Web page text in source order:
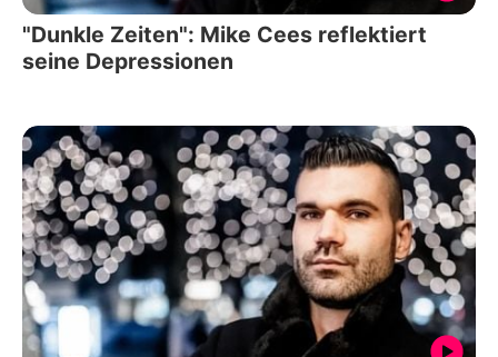
"Dunkle Zeiten": Mike Cees reflektiert
seine Depressionen